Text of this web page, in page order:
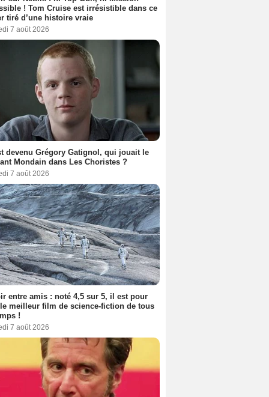
! Tom Cruise est irrésistible dans ce
tiré d’une histoire vraie
7 août 2026
devenu Grégory Gatignol, qui jouait le
Mondain dans Les Choristes ?
7 août 2026
entre amis : noté 4,5 sur 5, il est pour
meilleur film de science-fiction de tous
!
7 août 2026